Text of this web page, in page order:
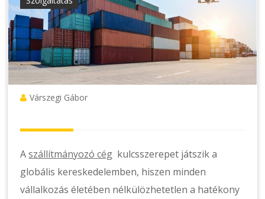
Várszegi Gábor
Aszállítmányozó cég kulcsszerepet játszik a
globális kereskedelemben, hiszen minden
vállalkozás életében nélkülözhetetlen a hatékony